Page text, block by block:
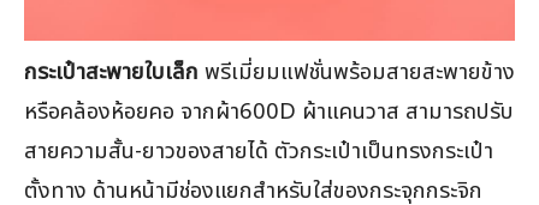
กระเป๋าสะพายใบเล็ก พรีเมี่ยมแฟชั่นพร้อมสายสะพายข้าง
หรือคล้องห้อยคอ จากผ้า600D ผ้าแคนวาส สามารถปรับ
สายความสั้น-ยาวของสายได้ ตัวกระเป๋าเป็นทรงกระเป๋า
ตั้งทาง ด้านหน้ามีช่องแยกสำหรับใส่ของกระจุกกระจิก